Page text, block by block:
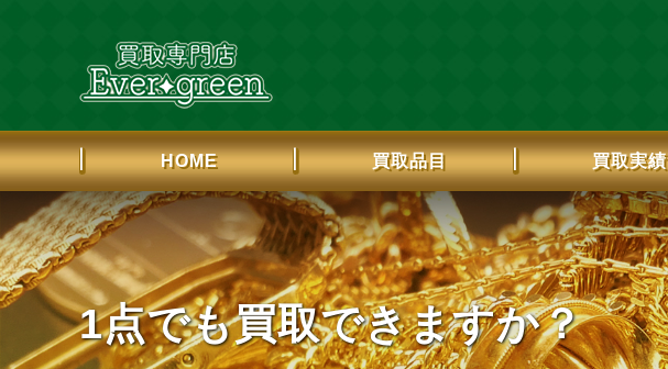
HOME 買取品目 買取実績
1点でも買取できますか？